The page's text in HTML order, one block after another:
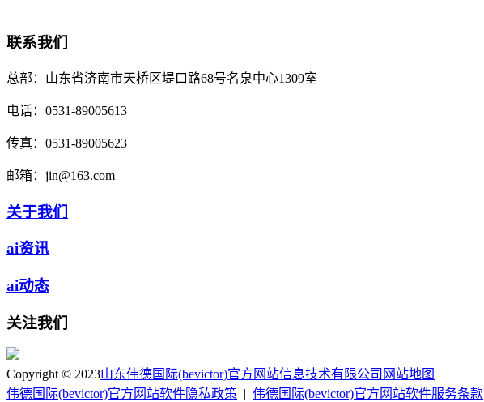
联系我们
总部： 山东省济南市天桥区堤口路68号名泉中心1309室
电话： 0531-89005613
传真： 0531-89005623
邮箱： jin@163.com
关于我们
ai资讯
ai动态
关注我们
Copyright © 2023山东伟德国际(bevictor)官方网站信息技术有限公司 网站地图
伟德国际(bevictor)官方网站软件隐私政策
伟德国际(bevictor)官方网站软件服务条款